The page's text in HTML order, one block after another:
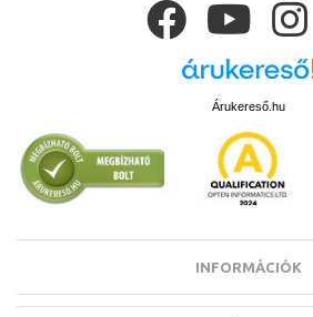
Árukereső.hu
INFORMÁCIÓK